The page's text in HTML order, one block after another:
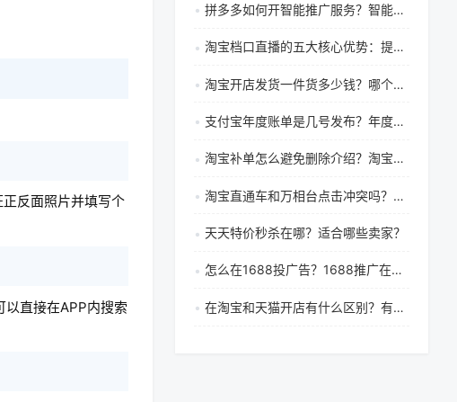
反面照片并填写个
以直接在APP内搜索
拼多多如何开智能推广服务？智能推广服务怎么关闭？
淘宝档口直播的五大核心优势：提升曝光、促进转化与品牌建设
淘宝开店发货一件货多少钱？哪个快递好？
支付宝年度账单是几号发布？年度账单怎么看？
淘宝补单怎么避免删除介绍？淘宝怎样删除订单记录
淘宝直通车和万相台点击冲突吗？万相台有何优势？
天天特价秒杀在哪？适合哪些卖家？
怎么在1688投广告？1688推广在哪里设置
在淘宝和天猫开店有什么区别？有什么不同？